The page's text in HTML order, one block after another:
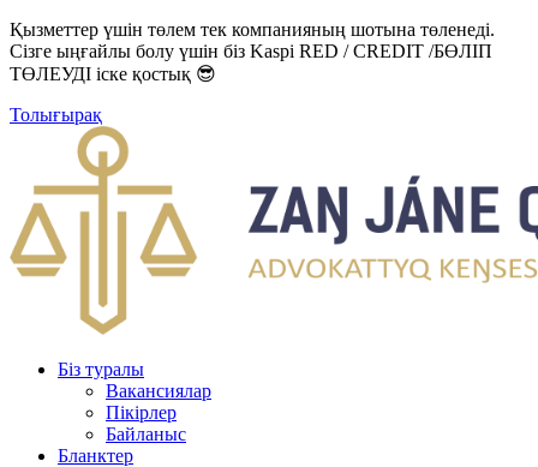
Қызметтер үшін төлем тек компанияның шотына төленеді.
Сізге ыңғайлы болу үшін біз Kaspi RED / CREDIT /БӨЛІП
ТӨЛЕУДІ іске қостық 😎
Толығырақ
Біз туралы
Вакансиялар
Пікірлер
Байланыс
Бланктер